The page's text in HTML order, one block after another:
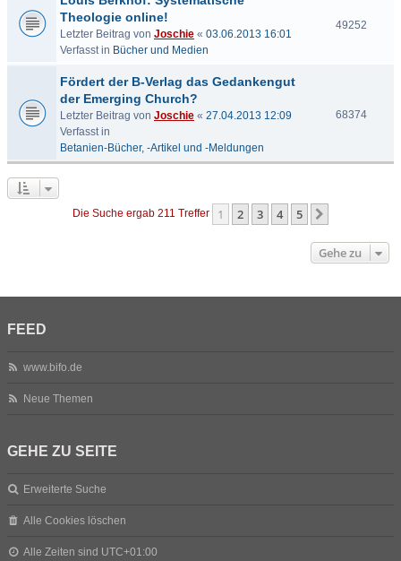
Theologie online!
Letzter Beitrag von Joschie « 03.06.2013 16:01
Verfasst in Bücher und Medien
49252
Fördert der B-Verlag das Gedankengut
der Emerging Church?
Letzter Beitrag von Joschie « 27.04.2013 12:09
Verfasst in
Betanien-Bücher, -Artikel und -Meldungen
68374
Die Suche ergab 211 Treffer 1 2 3 4 5
Gehe zu
FEED
www.bifo.de
Neue Themen
GEHE ZU SEITE
Erweiterte Suche
Alle Cookies löschen
Alle Zeiten sind UTC+01:00